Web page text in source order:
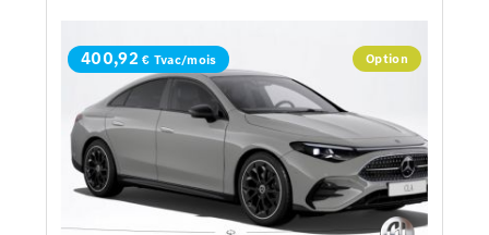
Option
400,92 € Tvac/mois